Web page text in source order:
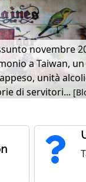
novembre
a Taiwan,
unità
di servitori...